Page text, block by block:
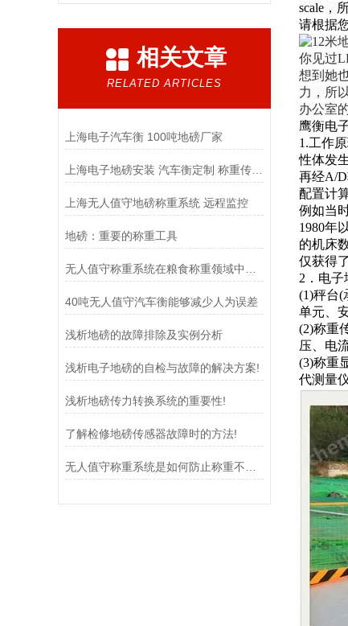
相关文章
RELATED ARTICLES
上海电子汽车衡 100吨地磅厂家
上海电子地磅安装 汽车衡定制 称重传感器
上海无人值守地磅称重系统 远程监控
地磅：重要的称重工具
40吨无人值守汽车衡能够减少人为误差
浅析地磅的故障排除及实例分析
浅析电子地磅的自检与故障的解决方案!
浅析地磅传力转换系统的重要性!
了解检修地磅传感器故障时的方法!
scale，
请根据
你见过
想到她
力，所
办公室
鹰衡电
1.工作原
性体发
再经A/
配置计
例如当
1980年
的机床
仅获得
2．电
(1)秤台(
单元、
(2)称重
压、电
(3)称重
代测量